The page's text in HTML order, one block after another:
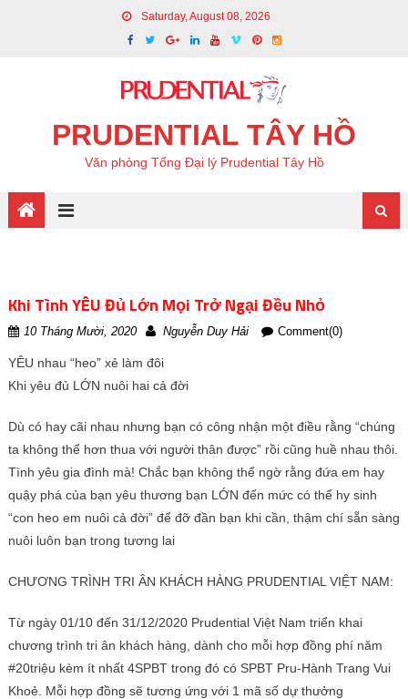
Saturday, August 08, 2026
PRUDENTIAL TÂY HỒ
Văn phòng Tổng Đại lý Prudential Tây Hồ
Khi Tình YÊU Đủ Lớn Mọi Trở Ngại Đều Nhỏ
10 Tháng Mười, 2020 Nguyễn Duy Hải Comment(0)
YÊU nhau “heo” xẻ làm đôi
Khi yêu đủ LỚN nuôi hai cả đời
Dù có hay cãi nhau nhưng bạn có công nhận một điều rằng “chúng
ta không thể hơn thua với người thân được” rồi cũng huề nhau thôi.
Tình yêu gia đình mà! Chắc bạn không thể ngờ rằng đứa em hay
quậy phá của bạn yêu thương bạn LỚN đến mức có thể hy sinh
“con heo em nuôi cả đời” để đỡ đần bạn khi cần, thậm chí sẵn sàng
nuôi luôn bạn trong tương lai
CHƯƠNG TRÌNH TRI ÂN KHÁCH HÀNG PRUDENTIAL VIỆT NAM:
Từ ngày 01/10 đến 31/12/2020 Prudential Việt Nam triển khai
chương trình tri ân khách hàng, dành cho mỗi hợp đồng phí năm
#20triệu kèm ít nhất 4SPBT trong đó có SPBT Pru-Hành Trang Vui
Khoẻ. Mỗi hợp đồng sẽ tương ứng với 1 mã số dự thưởng